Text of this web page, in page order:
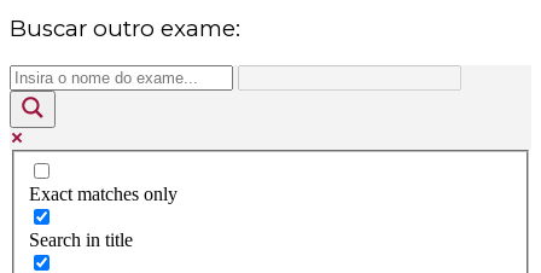
Buscar outro exame:
Exact matches only
Search in title